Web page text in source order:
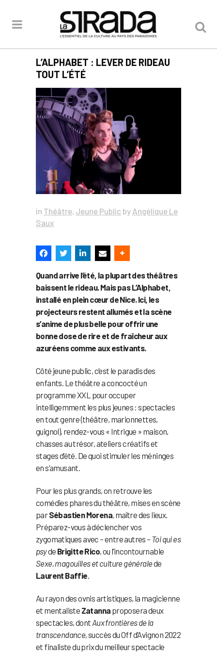
L’ALPHABET : LEVER DE RIDEAU
TOUT L’ÉTÉ
in Théâtre, Jeune Public by Angélique Le
Saux
Quand arrive l’été, la plupart des théâtres
baissent le rideau. Mais pas L’Alphabet,
installé en plein cœur de Nice. Ici, les
projecteurs restent allumés et la scène
s’anime de plus belle pour offrir une
bonne dose de rire et de fraîcheur aux
azuréens comme aux estivants.
Côté jeune public, c’est le paradis des
enfants. Le théâtre a concocté un
programme XXL pour occuper
intelligemment les plus jeunes : spectacles
en tout genre (théâtre, marionnettes,
guignol), rendez-vous « Intrigue » maison,
chasses au trésor, ateliers créatifs et
stages d’été. De quoi stimuler les méninges
en s’amusant.
Pour les plus grands, on retrouve les
comédies phares du théâtre, mises en scène
parSébastien Morena, maître des lieux.
Préparez-vous à déclencher vos
zygomatiques avec – entre autres – Toi qui es
psyde Brigitte Rico, ou l’incontournable
Sexe, magouilles et culture généralede
Laurent Baffie.
Au rayon des ovnis artistiques, la magicienne
et mentaliste Zatanna proposera deux
spectacles, dontAux frontières de la
transcendance,succès du Off d’Avignon 2022
et finaliste du prix du meilleur spectacle